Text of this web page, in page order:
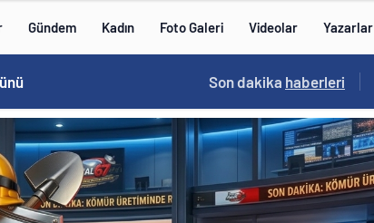
Gündem Kadın Foto Galeri Videolar Yazarlar
16:00 /
Son dakika haberleri